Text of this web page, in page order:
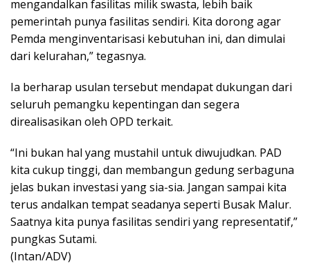
mengandalkan fasilitas milik swasta, lebih baik
pemerintah punya fasilitas sendiri. Kita dorong agar
Pemda menginventarisasi kebutuhan ini, dan dimulai
dari kelurahan,” tegasnya.
Ia berharap usulan tersebut mendapat dukungan dari
seluruh pemangku kepentingan dan segera
direalisasikan oleh OPD terkait.
“Ini bukan hal yang mustahil untuk diwujudkan. PAD
kita cukup tinggi, dan membangun gedung serbaguna
jelas bukan investasi yang sia-sia. Jangan sampai kita
terus andalkan tempat seadanya seperti Busak Malur.
Saatnya kita punya fasilitas sendiri yang representatif,”
pungkas Sutami.
(Intan/ADV)